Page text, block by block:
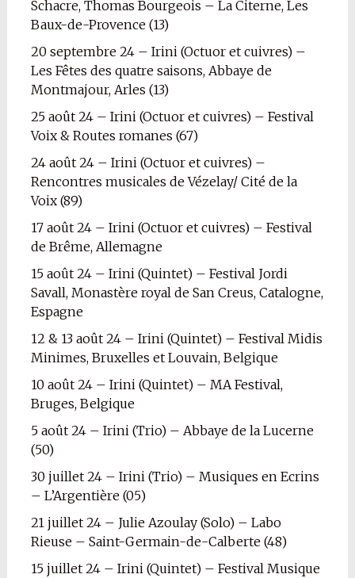
Schacre, Thomas Bourgeois – La Citerne, Les
Baux-de-Provence (13)
20 septembre 24 – Irini (Octuor et cuivres) –
Les Fêtes des quatre saisons, Abbaye de
Montmajour, Arles (13)
25 août 24 – Irini (Octuor et cuivres) – Festival
Voix & Routes romanes (67)
24 août 24 – Irini (Octuor et cuivres) –
Rencontres musicales de Vézelay/ Cité de la
Voix (89)
17 août 24 – Irini (Octuor et cuivres) – Festival
de Brême, Allemagne
15 août 24 – Irini (Quintet) – Festival Jordi
Savall, Monastère royal de San Creus, Catalogne,
Espagne
12 & 13 août 24 – Irini (Quintet) – Festival Midis
Minimes, Bruxelles et Louvain, Belgique
10 août 24 – Irini (Quintet) – MA Festival,
Bruges, Belgique
5 août 24 – Irini (Trio) – Abbaye de la Lucerne
(50)
30 juillet 24 – Irini (Trio) – Musiques en Ecrins
– L’Argentière (05)
21 juillet 24 – Julie Azoulay (Solo) – Labo
Rieuse – Saint-Germain-de-Calberte (48)
15 juillet 24 – Irini (Quintet) – Festival Musique